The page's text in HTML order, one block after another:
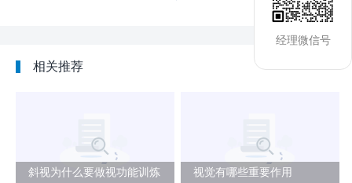
相关推荐
斜视为什么要做视功能训炼 视觉有哪些重要作用
经理微信号